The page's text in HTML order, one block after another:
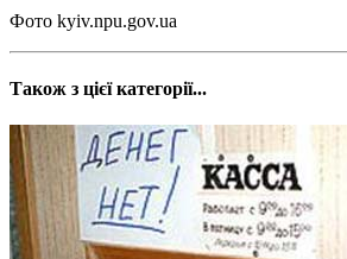
Фото kyiv.npu.gov.ua
Також з цієї категорії...